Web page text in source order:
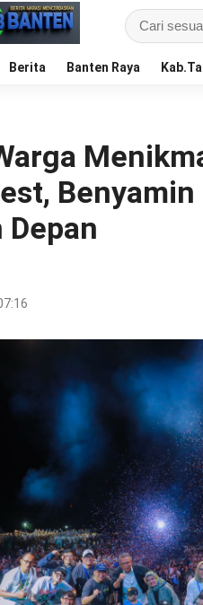
Berita Banten Raya
Depan